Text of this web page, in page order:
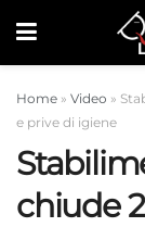
Home » Video »
e prive di igiene
chiude